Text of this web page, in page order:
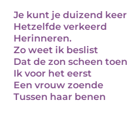
Je kunt je duizend keer
Hetzelfde verkeerd
Herinneren.
Zo weet ik beslist
Dat de zon scheen toen
Ik voor het eerst
Een vrouw zoende
Tussen haar benen